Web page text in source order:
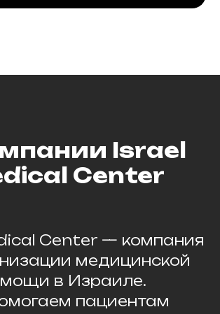
Israel
Center
Center — компания
медицинской
в Израиле.
пациентам